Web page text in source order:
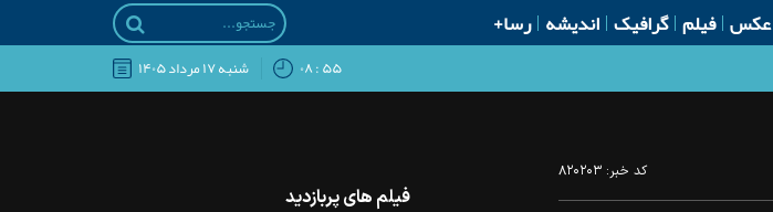
عکس فیلم گرافیک اندیشه رسا+
۵۵ : ۰۸ شنبه ۱۷ مرداد ۱۴۰۵
کد خبر: ۸۲۰۲۰۳
فیلم های پربازدید